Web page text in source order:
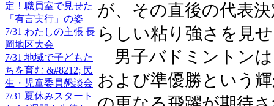
定！職員室で見せた
「有言実行」の姿
7/31 わたしの主張 長
岡地区大会
7/31 地域で子どもた
ちを育む &#8212; 民
生・児童委員懇談会
7/31 夏休みスタート
が、その直後の代表
らしい粘り強さを見
男子バドミントン
および準優勝という